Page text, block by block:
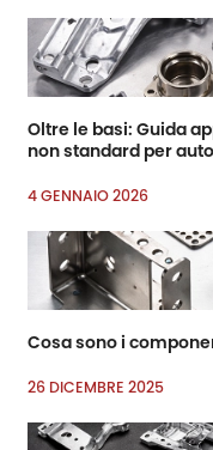
Oltre le basi: Guida
non standard per
4 GENNAIO 2026
Cosa sono i
26 DICEMBRE 2025